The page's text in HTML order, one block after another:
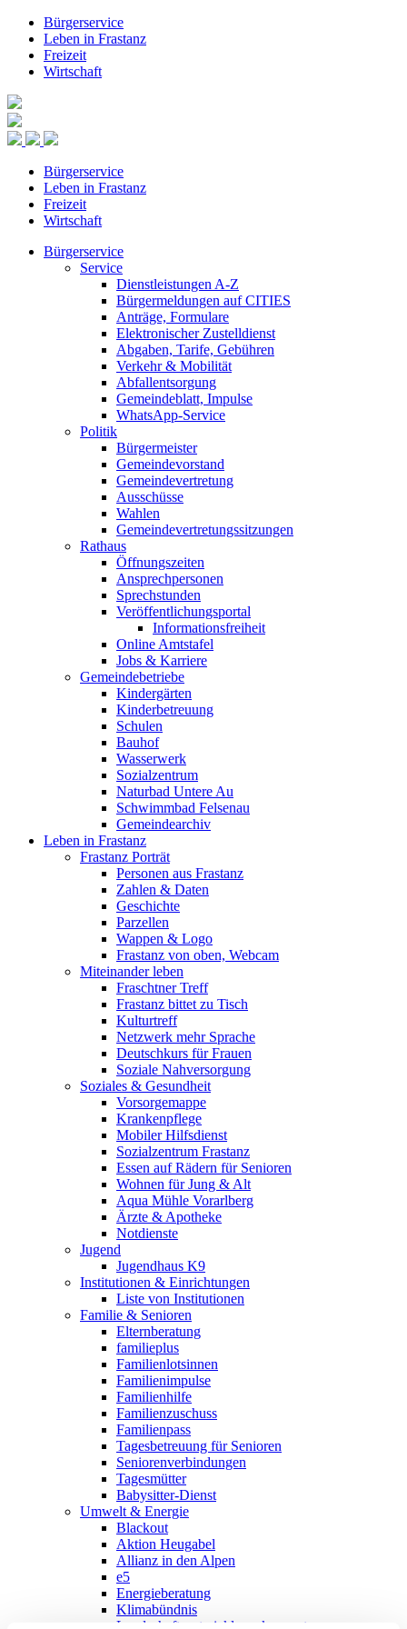
Bürgerservice
Leben in Frastanz
Freizeit
Wirtschaft
Bürgerservice
Leben in Frastanz
Freizeit
Wirtschaft
Bürgerservice
Service
Dienstleistungen A-Z
Bürgermeldungen auf CITIES
Anträge, Formulare
Elektronischer Zustelldienst
Abgaben, Tarife, Gebühren
Verkehr & Mobilität
Abfallentsorgung
Gemeindeblatt, Impulse
WhatsApp-Service
Politik
Bürgermeister
Gemeindevorstand
Gemeindevertretung
Ausschüsse
Wahlen
Gemeindevertretungssitzungen
Rathaus
Öffnungszeiten
Ansprechpersonen
Sprechstunden
Veröffentlichungsportal
Informationsfreiheit
Online Amtstafel
Jobs & Karriere
Gemeindebetriebe
Kindergärten
Kinderbetreuung
Schulen
Bauhof
Wasserwerk
Sozialzentrum
Naturbad Untere Au
Schwimmbad Felsenau
Gemeindearchiv
Leben in Frastanz
Frastanz Porträt
Personen aus Frastanz
Zahlen & Daten
Geschichte
Parzellen
Wappen & Logo
Frastanz von oben, Webcam
Miteinander leben
Fraschtner Treff
Frastanz bittet zu Tisch
Kulturtreff
Netzwerk mehr Sprache
Deutschkurs für Frauen
Soziale Nahversorgung
Soziales & Gesundheit
Vorsorgemappe
Krankenpflege
Mobiler Hilfsdienst
Sozialzentrum Frastanz
Essen auf Rädern für Senioren
Wohnen für Jung & Alt
Aqua Mühle Vorarlberg
Ärzte & Apotheke
Notdienste
Jugend
Jugendhaus K9
Institutionen & Einrichtungen
Liste von Institutionen
Familie & Senioren
Elternberatung
familieplus
Familienlotsinnen
Familienimpulse
Familienhilfe
Familienzuschuss
Familienpass
Tagesbetreuung für Senioren
Seniorenverbindungen
Tagesmütter
Babysitter-Dienst
Umwelt & Energie
Blackout
Aktion Heugabel
Allianz in den Alpen
e5
Energieberatung
Klimabündnis
Landschaftsentwicklungskonzept